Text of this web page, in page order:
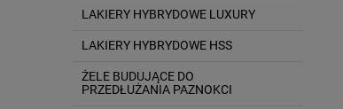
LAKIERY HYBRYDOWE LUXURY
LAKIERY HYBRYDOWE HSS
ŻELE BUDUJĄCE DO
PRZEDŁUŻANIA PAZNOKCI